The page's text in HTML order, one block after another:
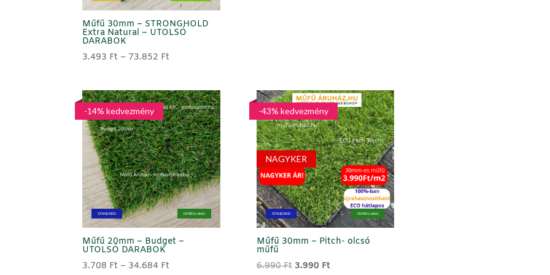
Műfű 30mm – STRONGHOLD
Extra Natural – UTOLSÓ
DARABOK
3.493 Ft – 73.852 Ft
73.852 Ft
STANDARD NYÁRI (sötét)
-14% kedvezmény
Műfű 20mm – Budget –
UTOLSÓ DARABOK
3.708 Ft – 34.684 Ft
NAGYKER
STANDARD NYÁRI (sötét)
-43% kedvezmény
Műfű 30mm – Pitch- olcsó
műfű
6.990Ft Original
3.990 FtCurrent